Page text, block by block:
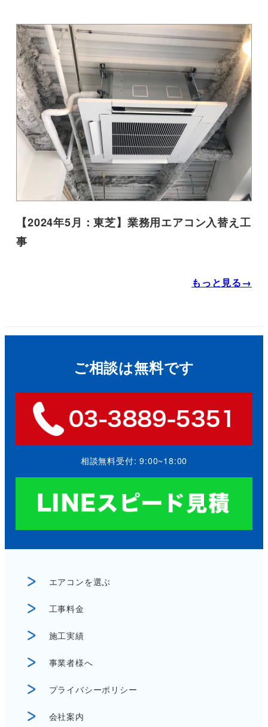
【2024年5月：東芝】業務用エアコン入替え工
事
もっと見る→
ご相談は無料です
相談無料受付: 9:00~18:00
エアコンを選ぶ
工事料金
施工実績
事業者様へ
プライバシーポリシー
会社案内